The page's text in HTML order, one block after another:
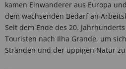
kamen Einwanderer aus Europa
dem wachsenden Bedarf an
Seit dem Ende des 20.
Touristen nach Ilha Grande, um
Stränden und der üppigen Natur